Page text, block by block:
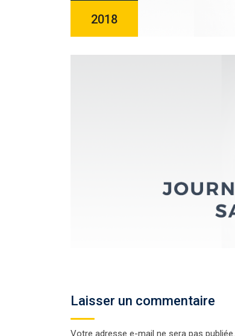
2018
Laisser un commentaire
Votre adresse e-mail ne sera pas publiée.